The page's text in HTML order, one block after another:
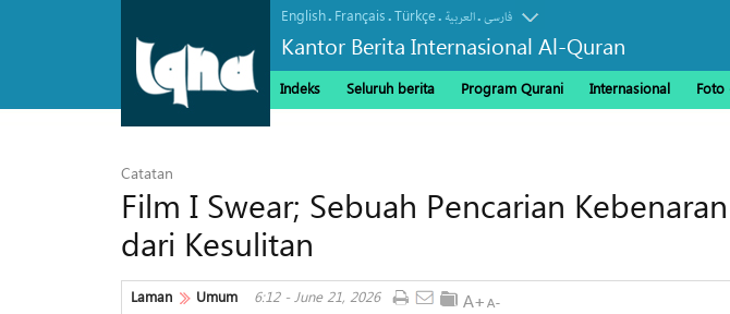
English. Français.Türkçe. العربیة.فارسی
Kantor Berita Internasional Al-Quran
Indeks Seluruh berita Program Qurani Internasional Foto
Catatan
Film I Swear; Sebuah Pencarian
dari Kesulitan
Laman Umum 6:12 - June 21, 2026